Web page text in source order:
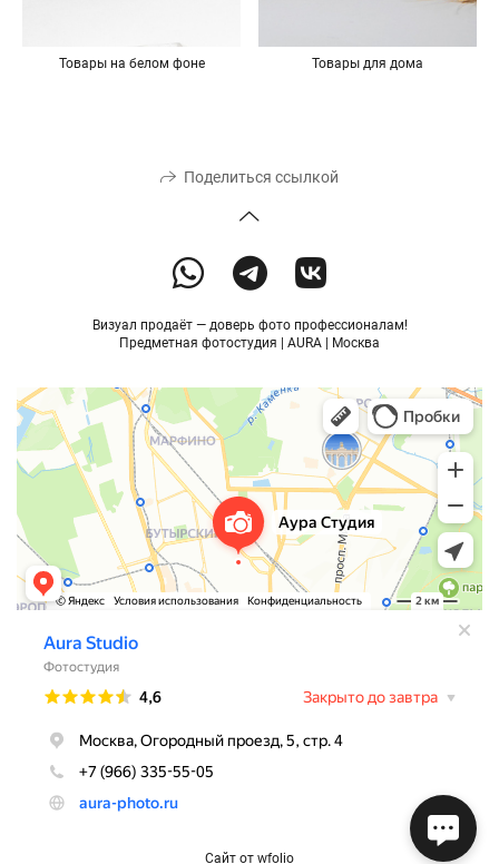
Товары на белом фоне Товары для дома
Поделиться ссылкой
Визуал продаёт — доверь фото профессионалам!
Предметная фотостудия | AURA | Москва
Сайт от wfolio